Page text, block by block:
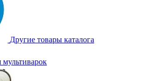
Другие товары каталога
мультиварок